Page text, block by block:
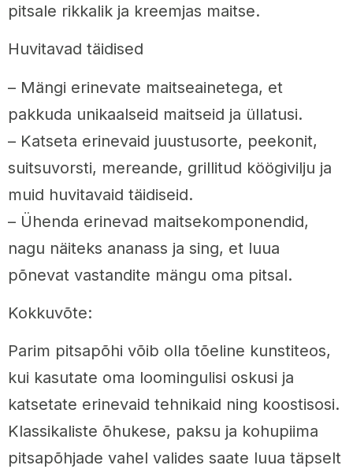
pitsale rikkalik ja kreemjas maitse.
Huvitavad täidised
– Mängi erinevate maitseainetega, et
pakkuda unikaalseid maitseid ja üllatusi.
– Katseta erinevaid juustusorte, peekonit,
suitsuvorsti, mereande, grillitud köögivilju ja
muid huvitavaid täidiseid.
– Ühenda erinevad maitsekomponendid,
nagu näiteks ananass ja sing, et luua
põnevat vastandite mängu oma pitsal.
Kokkuvõte:
Parim pitsapõhi võib olla tõeline kunstiteos,
kui kasutate oma loomingulisi oskusi ja
katsetate erinevaid tehnikaid ning koostisosi.
Klassikaliste õhukese, paksu ja kohupiima
pitsapõhjade vahel valides saate luua täpselt